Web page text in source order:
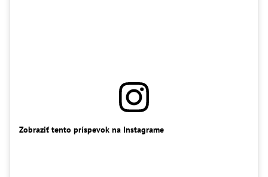
Zobraziť tento príspevok na Instagrame